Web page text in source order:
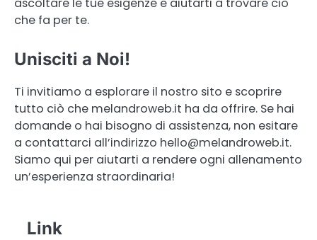
ascoltare le tue esigenze e aiutarti a trovare ciò
che fa per te.
Unisciti a Noi!
Ti invitiamo a esplorare il nostro sito e scoprire
tutto ciò che melandroweb.it ha da offrire. Se hai
domande o hai bisogno di assistenza, non esitare
a contattarci all’indirizzo hello@melandroweb.it.
Siamo qui per aiutarti a rendere ogni allenamento
un’esperienza straordinaria!
Link